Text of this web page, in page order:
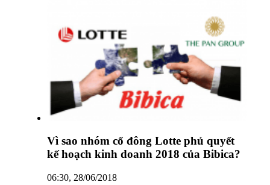
Vì sao nhóm cổ đông Lotte phủ quyết
kế hoạch kinh doanh 2018 của Bibica?
06:30, 28/06/2018